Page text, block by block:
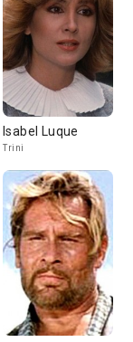
Isabel Luque
Trini